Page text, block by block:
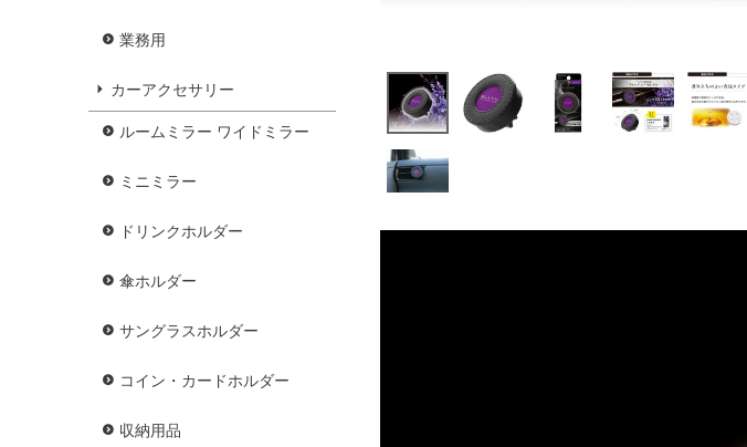
業務用
カーアクセサリー
ルームミラー ワイドミラー
ミニミラー
ドリンクホルダー
傘ホルダー
サングラスホルダー
コイン・カードホルダー
収納用品